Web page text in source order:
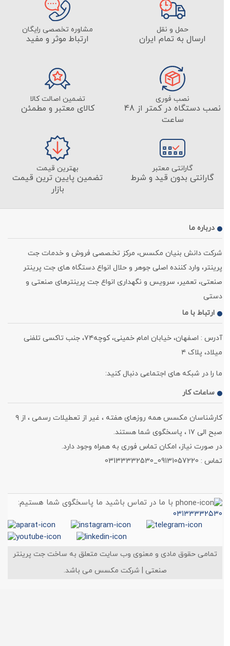
حمل و نقل
ارسال به تمام ایران
مشاوره تخصصی رایگان
ارتباط موثر و مفید
نصب فوری
نصب دستگاه در کمتر از 48
ساعت
تضمین اصالت کالا
کالای معتبر و مطمئن
گارانتی معتبر
گارانتی بدون قید و شرط
بهترین قیمت
تضمین پایین ترین قیمت
بازار
درباره ما
شرکت دانش بنیان مکسس، مرکز تخـصصی فروش و خدمات جت
پرینتر، وارد کننده اصلی جوهر و حلال انواع دستگاه های جت پرینتر
صنعتی، تعمیر، سرویس و نگهداری انواع جت پرینترهای صنعتی و
دستی
ارتباط با ما
آدرس : اصفهان، خیابان امام خمینی، کوچه۷۴، جنب تاکسی تلفنی
میلاد، پلاک ۴
ما را در شبکه های اجتماعی دنبال کنید:
ساعات کار
کارشناسان مکسس همه روزهای هفته ، غیر از تعطیلات رسمی ، از ۹
صبح الی ۱۷ ، پاسخگوی شما هستند.
در صورت نیاز، امکان تماس فوری به همراه وجود دارد.
تماس : 09131057220_03133332530
با ما در تماس باشید ما پاسخگوی شما هستیم:
۰۳۱۳۳۳۳۲۵۳۰
تمامی حقوق مادی و معنوی وب سایت متعلق به ساخت جت پرینتر
صنعتی | شرکت مکسس می باشد.